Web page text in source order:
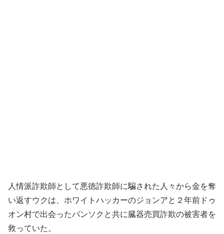
人情派詐欺師として悪徳詐欺師に騙された人々から金を奪
い返すウクは、ホワイトハッカーのジョンアと２年前ドゥ
オン村で出会ったパンソクと共に臓器売買詐欺の被害者を
救っていた。